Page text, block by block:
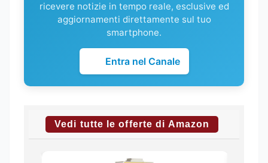
ricevere notizie in tempo reale, esclusive ed
aggiornamenti direttamente sul tuo
smartphone.
Entra nel Canale